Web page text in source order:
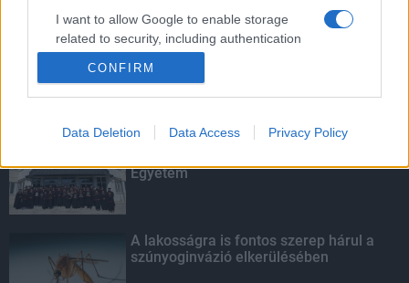
I want to allow Google to enable storage
related to security, including authentication
functionality and fraud prevention, and other
user protection.
CONFIRM
Data Deletion Data Access Privacy Policy
fizettek ki az NFKI Alapból
Kecskeméten is szakirányú
Egyetem
A lakosságra is fontos szerep hárul a
szúnyoginvázió elkerülésében